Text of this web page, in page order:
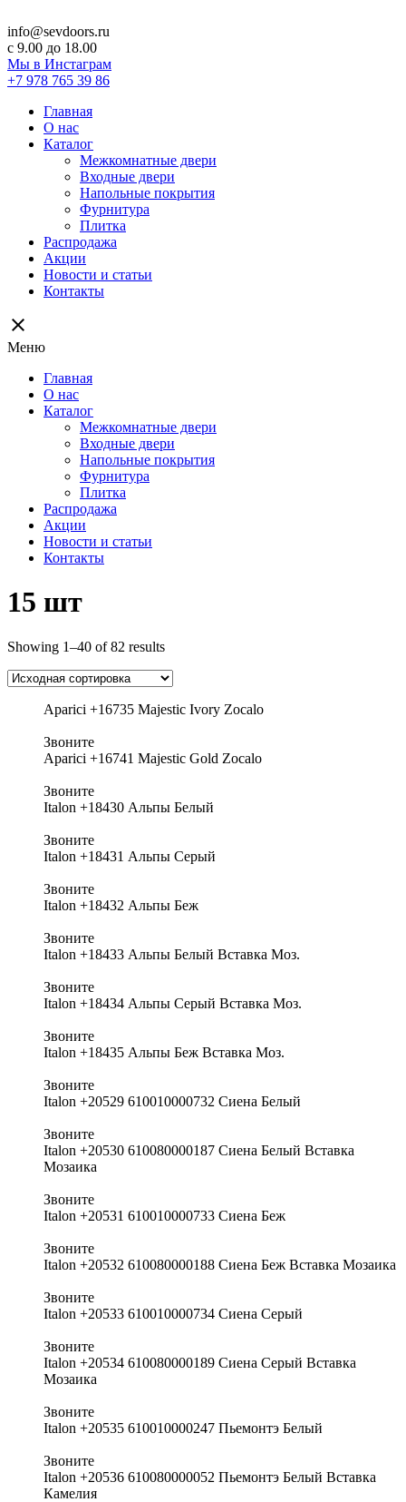
info@sevdoors.ru
c 9.00 до 18.00
Мы в Инстаграм
+7 978 765 39 86
Главная
О нас
Каталог
Межкомнатные двери
Входные двери
Напольные покрытия
Фурнитура
Плитка
Распродажа
Акции
Новости и статьи
Контакты
close
Меню
Главная
О нас
Каталог
Межкомнатные двери
Входные двери
Напольные покрытия
Фурнитура
Плитка
Распродажа
Акции
Новости и статьи
Контакты
15 шт
Showing 1–40 of 82 results
Aparici +16735 Majestic Ivory Zocalo
Звоните
Aparici +16741 Majestic Gold Zocalo
Звоните
Italon +18430 Альпы Белый
Звоните
Italon +18431 Альпы Серый
Звоните
Italon +18432 Альпы Беж
Звоните
Italon +18433 Альпы Белый Вставка Моз.
Звоните
Italon +18434 Альпы Серый Вставка Моз.
Звоните
Italon +18435 Альпы Беж Вставка Моз.
Звоните
Italon +20529 610010000732 Сиена Белый
Звоните
Italon +20530 610080000187 Сиена Белый Вставка
Мозаика
Звоните
Italon +20531 610010000733 Сиена Беж
Звоните
Italon +20532 610080000188 Сиена Беж Вставка Мозаика
Звоните
Italon +20533 610010000734 Сиена Серый
Звоните
Italon +20534 610080000189 Сиена Серый Вставка
Мозаика
Звоните
Italon +20535 610010000247 Пьемонтэ Белый
Звоните
Italon +20536 610080000052 Пьемонтэ Белый Вставка
Камелия